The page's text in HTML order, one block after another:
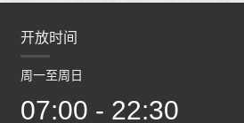
开放时间
周一至周日
07:00 - 22:30